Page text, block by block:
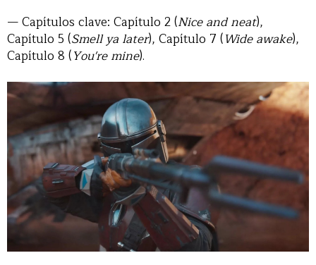
— Capítulos clave: Capítulo 2 (Nice and neat),
Capítulo 5 (Smell ya later), Capítulo 7 (Wide awake),
Capítulo 8 (You're mine).